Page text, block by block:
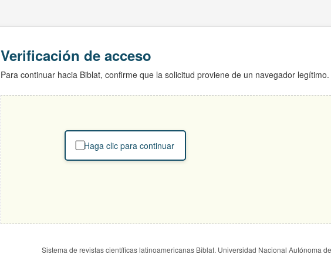
Verificación de acceso
Para continuar hacia Biblat, confirme que la solicitud proviene de un navegador legítimo.
Haga clic para continuar
Sistema de revistas científicas latinoamericanas Biblat. Universidad Nacional Autónoma